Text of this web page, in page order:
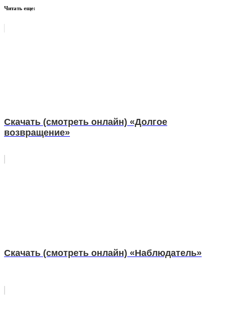
Читать еще:
Скачать (смотреть онлайн) «Долгое
возвращение»
Скачать (смотреть онлайн) «Наблюдатель»